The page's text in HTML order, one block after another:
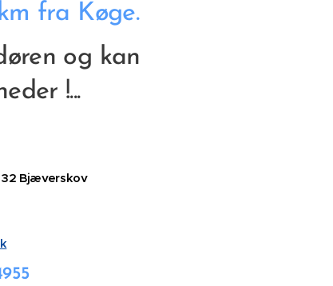
fra Køge.
og kan
!...🙂
Bjæverskov